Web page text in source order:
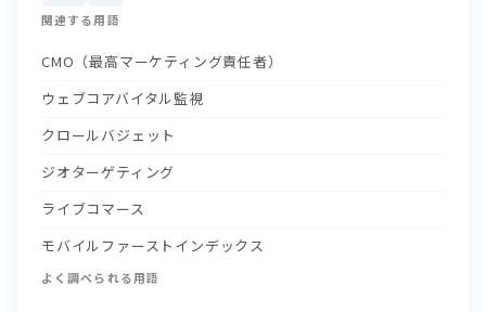
関連する用語
CMO（最高マーケティング責任者）
ウェブコアバイタル監視
クロールバジェット
ジオターゲティング
ライブコマース
モバイルファーストインデックス
よく調べられる用語